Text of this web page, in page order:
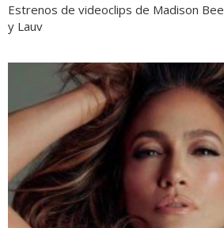
Estrenos de videoclips de Madison
y Lauv